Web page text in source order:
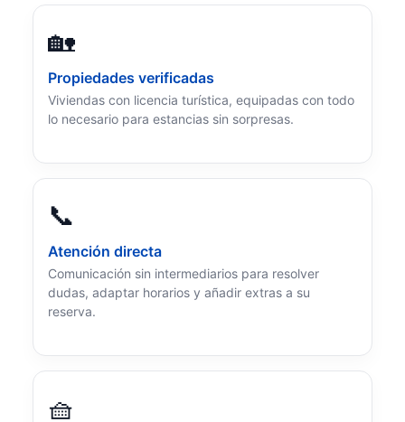
🏡
Propiedades verificadas
Viviendas con licencia turística, equipadas con todo
lo necesario para estancias sin sorpresas.
📞
Atención directa
Comunicación sin intermediarios para resolver
dudas, adaptar horarios y añadir extras a su
reserva.
🧺